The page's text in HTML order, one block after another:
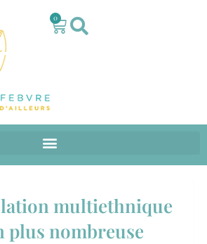
0
multiethnique
plus nombreuse